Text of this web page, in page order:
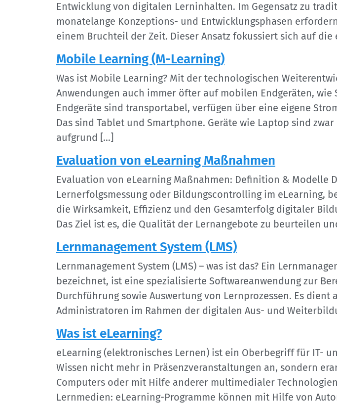
Entwicklung von digitalen Lerninhalten. Im Gegensatz zu
monatelange Konzeptions- und Entwicklungsphasen
einem Bruchteil der Zeit. Dieser Ansatz fokussiert sich auf
Mobile Learning (M-Learning)
Was ist Mobile Learning? Mit der technologischen
Anwendungen auch immer öfter auf mobilen Endgeräten,
Endgeräte sind transportabel, verfügen über eine eigene
Das sind Tablet und Smartphone. Geräte wie Laptop sind
aufgrund […]
Evaluation von eLearning Maßnahmen
Evaluation von eLearning Maßnahmen: Definition & Modelle
Lernerfolgsmessung oder Bildungscontrolling im eLearning,
die Wirksamkeit, Effizienz und den Gesamterfolg digitaler
Das Ziel ist es, die Qualität der Lernangebote zu beurteilen
Lernmanagement System (LMS)
Lernmanagement System (LMS) – was ist das? Ein
bezeichnet, ist eine spezialisierte Softwareanwendung zur
Durchführung sowie Auswertung von Lernprozessen. Es
Administratoren im Rahmen der digitalen Aus- und
Was ist eLearning?
eLearning (elektronisches Lernen) ist ein Oberbegriff für IT-
Wissen nicht mehr in Präsenzveranstaltungen an, sondern
Computers oder mit Hilfe anderer multimedialer
Lernmedien: eLearning-Programme können mit Hilfe von